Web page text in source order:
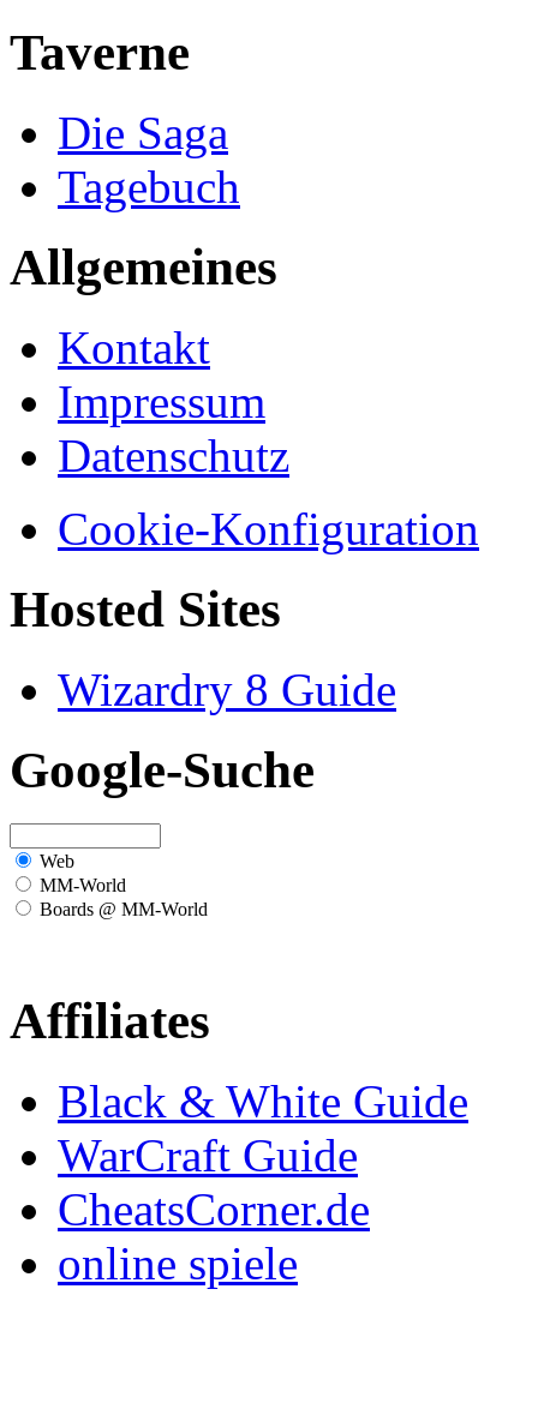
Taverne
Die Saga
Tagebuch
Allgemeines
Kontakt
Impressum
Datenschutz
Cookie-Konfiguration
Hosted Sites
Wizardry 8 Guide
Google-Suche
Web
MM-World
Boards @ MM-World
Affiliates
Black & White Guide
WarCraft Guide
CheatsCorner.de
online spiele